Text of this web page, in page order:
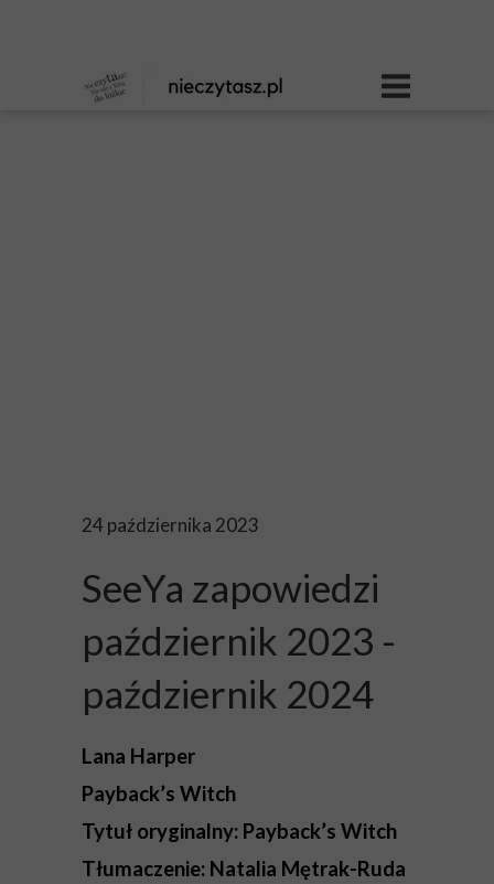
24 października 2023
SeeYa zapowiedzi
październik 2023 -
październik 2024
Lana Harper
Payback’s Witch
Tytuł oryginalny: Payback’s Witch
Tłumaczenie: Natalia Mętrak-Ruda